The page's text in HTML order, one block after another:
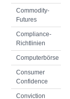
Commodity-
Futures
Compliance-
Richtlinien
Computerbörse
Consumer
Confidence
Conviction